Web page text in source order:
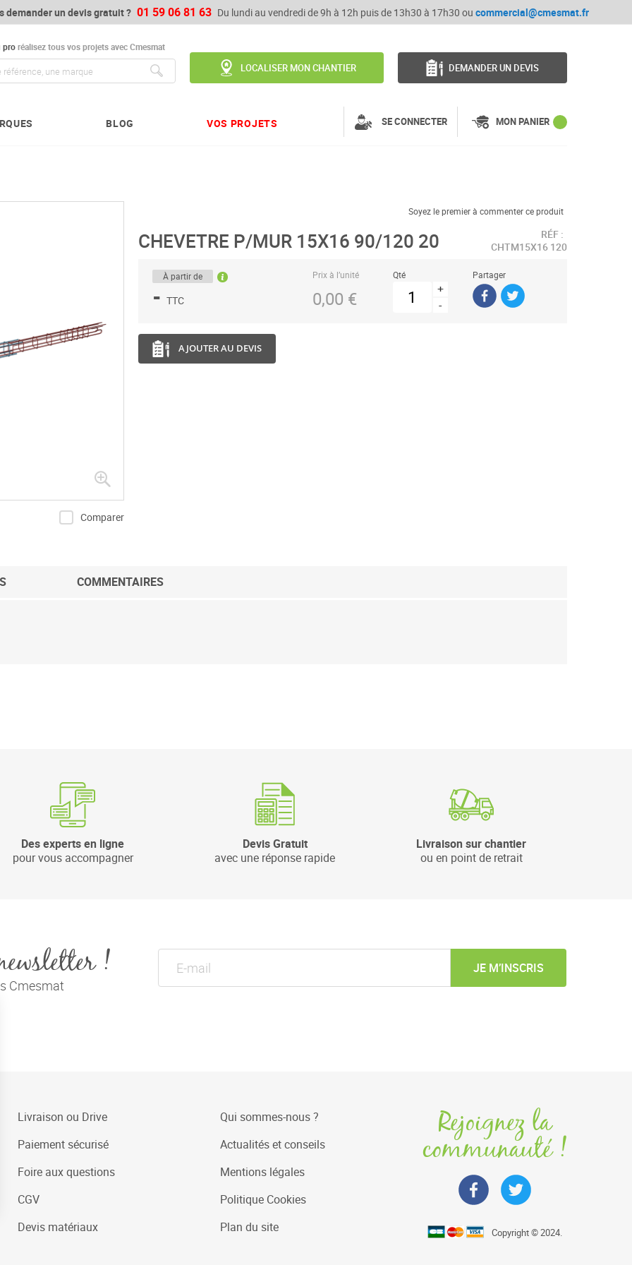
demander un devis gratuit ? 01 59 06 81 63 Du lundi au vendredi de 9h à 12h puis de 13h30 à 17h30 ou commercial@cmesmat.fr
proréalisez tous vos projets avec Cmesmat
LOCALISER MON CHANTIER DEMANDER UN DEVIS
BLOG VOS PROJETS SE CONNECTER MON PANIER
Comparer
Soyez le premier à commenter ce produit
CHEVETRE P/MUR 15X16 90/120 20
RÉF :
CHTM15X16 120
À partir de
- TTC
Prix à l’unité
0,00 €
Qté
+
-
Partager
AJOUTER AU DEVIS
COMMENTAIRES
Des experts en ligne
pour vous accompagner
Devis Gratuit
avec une réponse rapide
Livraison sur chantier
ou en point de retrait
!
Cmesmat
JE M’INSCRIS
Livraison ou Drive
Paiement sécurisé
Foire aux questions
CGV
Devis matériaux
Qui sommes-nous ?
Actualités et conseils
Mentions légales
Politique Cookies
Plan du site
Rejoignez la
communauté !
Copyright © 2024.